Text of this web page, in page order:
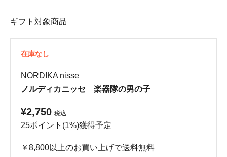
ギフト対象商品
在庫なし
NORDIKA nisse
ノルディカニッセ 楽器隊の男の子
¥2,750 税込
25ポイント(1%)獲得予定
￥8,800以上のお買い上げで送料無料